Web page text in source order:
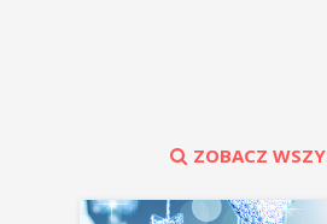
ZOBACZ